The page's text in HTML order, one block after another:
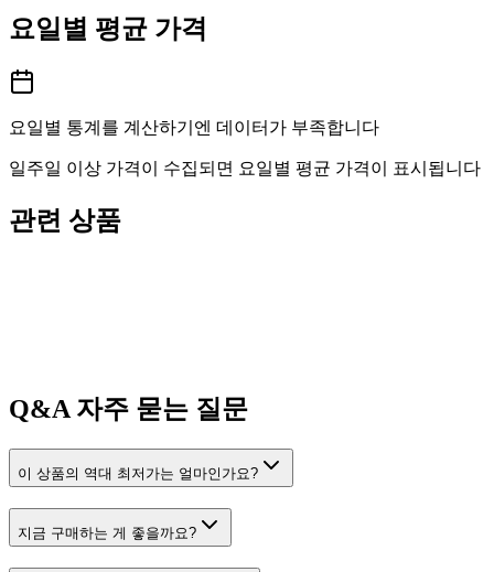
요일별 평균 가격
요일별 통계를 계산하기엔 데이터가 부족합니다
일주일 이상 가격이 수집되면 요일별 평균 가격이 표시됩니다
관련 상품
Q&A자주 묻는 질문
이 상품의 역대 최저가는 얼마인가요?
지금 구매하는 게 좋을까요?